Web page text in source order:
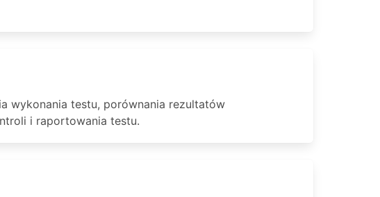
wykonania testu, porównania rezultatów
i raportowania testu.